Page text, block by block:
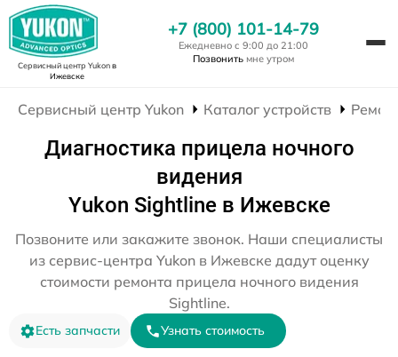
Сервисный центр Yukonв
Ижевске
+7 (800) 101-14-79
Ежедневно с 9:00 до 21:00
Позвонить мне утром
Сервисный центр Yukon Каталог устройств
Диагностика прицела ночного
видения
Yukon Sightline в Ижевске
Позвоните или закажите звонок. Наши специалисты
из сервис-центра Yukon в Ижевске дадут оценку
стоимости ремонта прицела ночного видения
Sightline.
Есть запчасти Узнать стоимость